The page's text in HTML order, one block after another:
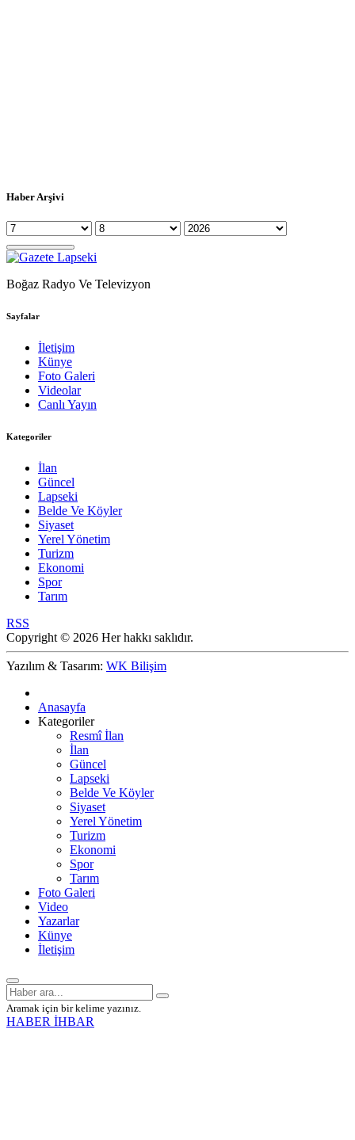
Haber Arşivi
Boğaz Radyo Ve Televizyon
Sayfalar
İletişim
Künye
Foto Galeri
Videolar
Canlı Yayın
Kategoriler
İlan
Güncel
Lapseki
Belde Ve Köyler
Siyaset
Yerel Yönetim
Turizm
Ekonomi
Spor
Tarım
RSS
Copyright © 2026 Her hakkı saklıdır.
Yazılım & Tasarım: WK Bilişim
Anasayfa
Kategoriler
Resmî İlan
İlan
Güncel
Lapseki
Belde Ve Köyler
Siyaset
Yerel Yönetim
Turizm
Ekonomi
Spor
Tarım
Foto Galeri
Video
Yazarlar
Künye
İletişim
Aramak için bir kelime yazınız.
HABER İHBAR